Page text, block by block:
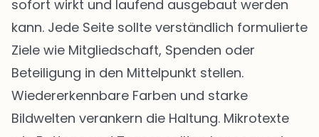
sofort wirkt und laufend ausgebaut werden
kann. Jede Seite sollte verständlich formulierte
Ziele wie Mitgliedschaft, Spenden oder
Beteiligung in den Mittelpunkt stellen.
Wiedererkennbare Farben und starke
Bildwelten verankern die Haltung. Mikrotexte